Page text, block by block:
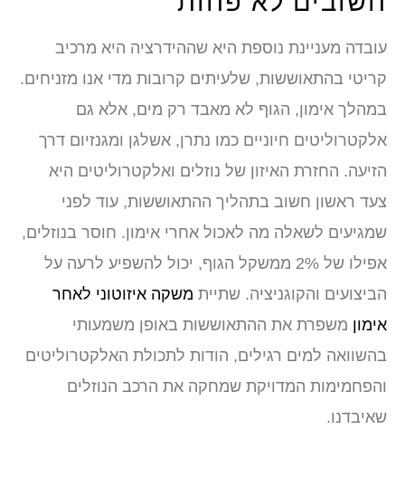
עובדה מעניינת נוספת היא שההידרציה היא מרכיב
קריטי בהתאוששות, שלעיתים קרובות מדי אנו מזניחים.
במהלך אימון, הגוף לא מאבד רק מים, אלא גם
אלקטרוליטים חיוניים כמו נתרן, אשלגן ומגנזיום דרך
הזיעה. החזרת האיזון של נוזלים ואלקטרוליטים היא
צעד ראשון חשוב בתהליך ההתאוששות, עוד לפני
שמגיעים לשאלה מה לאכול אחרי אימון. חוסר בנוזלים,
אפילו של 2% ממשקל הגוף, יכול להשפיע לרעה על
הביצועים והקוגניציה. שתייתמשקה איזוטוני לאחר
אימוןמשפרת את ההתאוששות באופן משמעותי
בהשוואה למים רגילים, הודות לתכולת האלקטרוליטים
והפחמימות המדויקת שמחקה את הרכב הנוזלים
שאיבדנו.